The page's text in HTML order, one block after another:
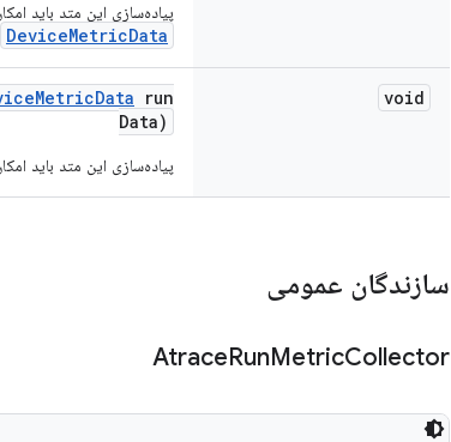
پیاده‌سازی این متد باید
DeviceMetricData
void
MetricData run
Data)
پیاده‌سازی این متد باید
سازندگان عمومی
AtraceRunMetricCollector